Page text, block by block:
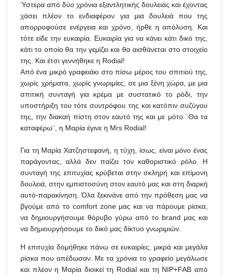
Ύστερα από δύο χρόνια εξαντλητικής δουλειάς και έχοντας
χάσει πλέον το ενδιαφέρον για μια δουλειά που της
απορροφούσε ενέργεια και χρόνο, ήρθε η απόλυση. Και
τότε είδε την ευκαιρία. Ευκαιρία για να κάνει κάτι δικό της,
κάτι το οποίο θα την γεμίζει και θα αισθάνεται στο στοιχείο
της. Και έτσι γεννήθηκε η Rodial!
Από ένα μικρό γραφειάκι στο πίσω μέρος του σπιτιού της,
χωρίς χρήματα, χωρίς γνωριμίες, σε μια ξένη χώρα, με μια
σπιτική συνταγή για κρέμα με συστατικό το ρόδι, την
υποστήριξη του τότε συντρόφου της και κατόπιν συζύγου
της, την διακαή πίστη στον εαυτό της και με μότο ¨Θα τα
καταφέρω¨, η Μαρία έγινε η Mrs Rodial!
Για τη Μαρία Χατζηστεφανή, η τύχη, ίσως, είναι μόνο ένας
παράγοντας, αλλά δεν παίζει τον καθοριστικό ρόλο. Η
συνταγή της επιτυχίας κρύβεται στην σκληρή και επίμονη
δουλειά, στην εμπιστοσύνη στον εαυτό μας και στη διαρκή
αυτό-παρακίνηση. Όλα ξεκινάνε από την πρόθεση μας να
βγούμε από το comfort zone μας και να πάρουμε ρίσκα,
να δημιουργήσουμε θόρυβο γύρω από το brand μας και
να δημιουργήσουμε το δικό μας δίκτυο γνωριμιών.
Η επιτυχία δομήθηκε πάνω σε ευκαιρίες, μικρά και μεγάλα
ρίσκα που απέδωσαν. Με τα χρόνια το γραφείο μεγάλωσε
και πλέον η Μαρία διοικεί τη Rodial και τη ΝIP+FΑΒ από